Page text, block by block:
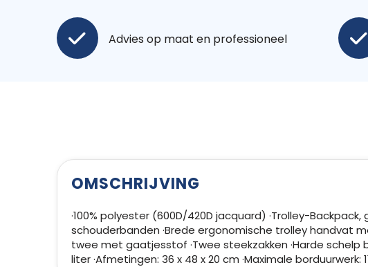
Advies op maat en professioneel
OMSCHRIJVING
·100% polyester (600D/420D jacquard) ·Trolley-
schouderbanden ·Brede ergonomische trolley handvat
twee met gaatjesstof ·Twee steekzakken ·Harde
liter ·Afmetingen: 36 x 48 x 20 cm ·Maximale borduurwerk: